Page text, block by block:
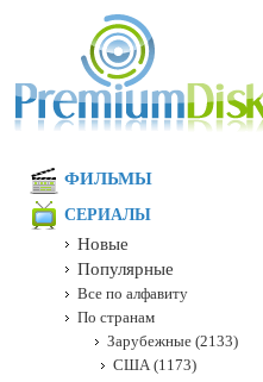
ФИЛЬМЫ
СЕРИАЛЫ
Новые
Популярные
Все по алфавиту
По странам
Зарубежные (2133)
США (1173)